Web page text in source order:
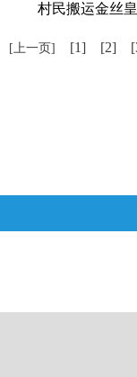
村民搬运金丝
[上一页] [1] [2]